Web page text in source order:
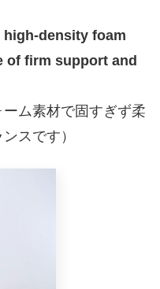
density foam
of firm support and
ーム素材で固すぎず柔
スです）